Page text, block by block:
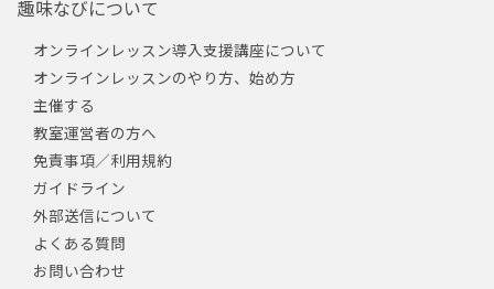
趣味なびについて
オンラインレッスン導入支援講座について
オンラインレッスンのやり方、始め方
主催する
教室運営者の方へ
免責事項／利用規約
ガイドライン
外部送信について
よくある質問
お問い合わせ